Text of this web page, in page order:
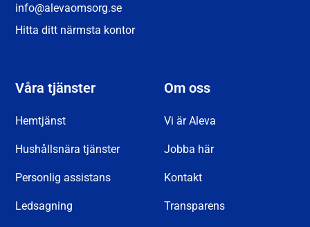
info@alevaomsorg.se
Hitta ditt närmsta kontor
Våra tjänster
Hemtjänst
Hushållsnära tjänster
Personlig assistans
Ledsagning
Om oss
Vi är Aleva
Jobba här
Kontakt
Transparens